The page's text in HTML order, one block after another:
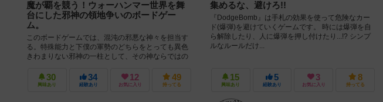
魔が覇を競う！ウォーハンマー世界を舞
台にした邪神の領地争いのボードゲー
ム。
このボードゲームでは、混沌の邪悪な神々を担当す
る。特殊能力と下僕の軍勢のどちらをとっても異色
きわまりない邪神の一柱として、その神ならではの
30
興味あり
34
経験あり
12
お気に入り
49
持ってる
集めるな、避けろ!!
『DodgeBomb』は手札の効果を使って危険なカー
ド(爆弾)を避けていくゲームです。 時には爆弾を自
ら解除したり、人に爆弾を押し付けたり...!? シンプ
ルなルールだけ...
15
興味あり
5
経験あり
3
お気に入り
8
持ってる